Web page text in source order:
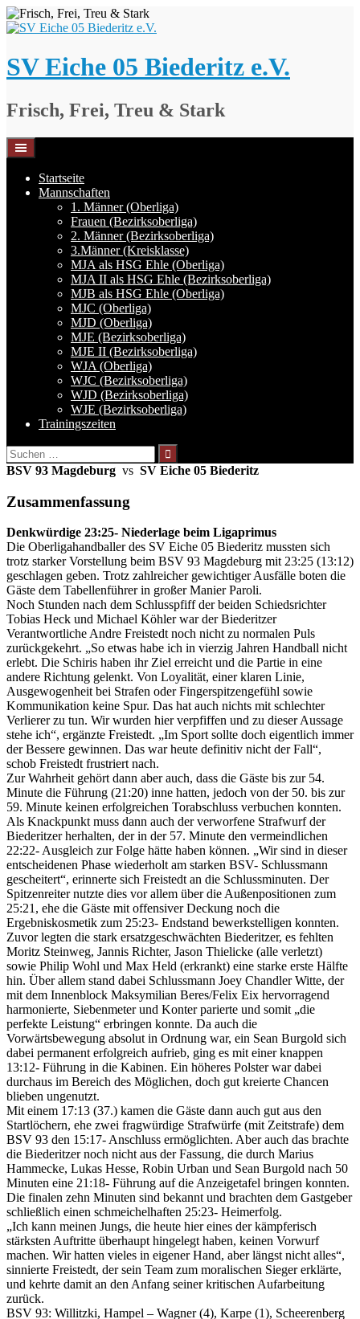
Springe
zum
SV Eiche 05 Biederitz e.V.
Frisch, Frei, Treu & Stark
Startseite
Mannschaften
1. Männer (Oberliga)
Frauen (Bezirksoberliga)
2. Männer (Bezirksoberliga)
3.Männer (Kreisklasse)
MJA als HSG Ehle (Oberliga)
MJA II als HSG Ehle (Bezirksoberliga)
MJB als HSG Ehle (Oberliga)
MJC (Oberliga)
MJD (Oberliga)
MJE (Bezirksoberliga)
MJE II (Bezirksoberliga)
WJA (Oberliga)
WJC (Bezirksoberliga)
WJD (Bezirksoberliga)
WJE (Bezirksoberliga)
Trainingszeiten
Suchen
nach:
BSV 93 Magdeburg vs SV Eiche 05 Biederitz
Zusammenfassung
Denkwürdige 23:25- Niederlage beim Ligaprimus
Die Oberligahandballer des SV Eiche 05 Biederitz mussten sich
trotz starker Vorstellung beim BSV 93 Magdeburg mit 23:25 (13:12)
geschlagen geben. Trotz zahlreicher gewichtiger Ausfälle boten die
Gäste dem Tabellenführer in großer Manier Paroli.
Noch Stunden nach dem Schlusspfiff der beiden Schiedsrichter
Tobias Heck und Michael Köhler war der Biederitzer
Verantwortliche Andre Freistedt noch nicht zu normalen Puls
zurückgekehrt. „So etwas habe ich in vierzig Jahren Handball nicht
erlebt. Die Schiris haben ihr Ziel erreicht und die Partie in eine
andere Richtung gelenkt. Von Loyalität, einer klaren Linie,
Ausgewogenheit bei Strafen oder Fingerspitzengefühl sowie
Kommunikation keine Spur. Das hat auch nichts mit schlechter
Verlierer zu tun. Wir wurden hier verpfiffen und zu dieser Aussage
stehe ich“, ergänzte Freistedt. „Im Sport sollte doch eigentlich immer
der Bessere gewinnen. Das war heute definitiv nicht der Fall“,
schob Freistedt frustriert nach.
Zur Wahrheit gehört dann aber auch, dass die Gäste bis zur 54.
Minute die Führung (21:20) inne hatten, jedoch von der 50. bis zur
59. Minute keinen erfolgreichen Torabschluss verbuchen konnten.
Als Knackpunkt muss dann auch der verworfene Strafwurf der
Biederitzer herhalten, der in der 57. Minute den vermeindlichen
22:22- Ausgleich zur Folge hätte haben können. „Wir sind in dieser
entscheidenen Phase wiederholt am starken BSV- Schlussmann
gescheitert“, erinnerte sich Freistedt an die Schlussminuten. Der
Spitzenreiter nutzte dies vor allem über die Außenpositionen zum
25:21, ehe die Gäste mit offensiver Deckung noch die
Ergebniskosmetik zum 25:23- Endstand bewerkstelligen konnten.
Zuvor legten die stark ersatzgeschwächten Biederitzer, es fehlten
Moritz Steinweg, Jannis Richter, Jason Thielicke (alle verletzt)
sowie Philip Wohl und Max Held (erkrankt) eine starke erste Hälfte
hin. Über allem stand dabei Schlussmann Joey Chandler Witte, der
mit dem Innenblock Maksymilian Beres/Felix Eix hervorragend
harmonierte, Siebenmeter und Konter parierte und somit „die
perfekte Leistung“ erbringen konnte. Da auch die
Vorwärtsbewegung absolut in Ordnung war, ein Sean Burgold sich
dabei permanent erfolgreich aufrieb, ging es mit einer knappen
13:12- Führung in die Kabinen. Ein höheres Polster war dabei
durchaus im Bereich des Möglichen, doch gut kreierte Chancen
blieben ungenutzt.
Mit einem 17:13 (37.) kamen die Gäste dann auch gut aus den
Startlöchern, ehe zwei fragwürdige Strafwürfe (mit Zeitstrafe) dem
BSV 93 den 15:17- Anschluss ermöglichten. Aber auch das brachte
die Biederitzer noch nicht aus der Fassung, die durch Marius
Hammecke, Lukas Hesse, Robin Urban und Sean Burgold nach 50
Minuten eine 21:18- Führung auf die Anzeigetafel bringen konnten.
Die finalen zehn Minuten sind bekannt und brachten dem Gastgeber
schließlich einen schmeichelhaften 25:23- Heimerfolg.
„Ich kann meinen Jungs, die heute hier eines der kämpferisch
stärksten Auftritte überhaupt hingelegt haben, keinen Vorwurf
machen. Wir hatten vieles in eigener Hand, aber längst nicht alles“,
sinnierte Freistedt, der sein Team zum moralischen Sieger erklärte,
und kehrte damit an den Anfang seiner kritischen Aufarbeitung
zurück.
BSV 93: Willitzki, Hampel – Wagner (4), Karpe (1), Scheerenberg